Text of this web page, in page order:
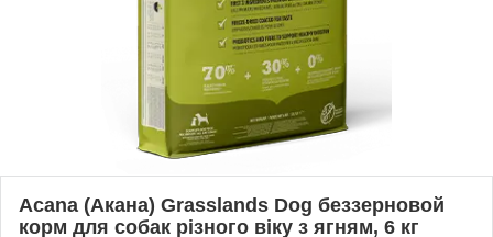
Acana (Акана) Grasslands Dog беззерновой
корм для собак різного віку з ягням, 6 кг